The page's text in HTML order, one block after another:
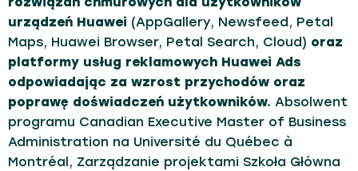
urządzeń Huawei (AppGallery, Newsfeed, Petal
Maps, Huawei Browser, Petal Search, Cloud) oraz
platformy usług reklamowych Huawei Ads
odpowiadając za wzrost przychodów oraz
poprawę doświadczeń użytkowników. Absolwent
programu Canadian Executive Master of Business
Administration na Université du Québec à
Montréal, Zarządzanie projektami Szkoła Główna